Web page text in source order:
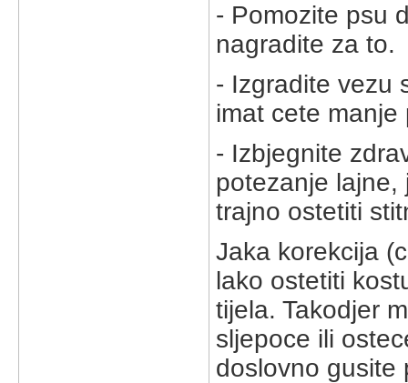
- Pomozite psu
nagradite za to.
- Izgradite vezu
imat cete
- Izbjegnite
potezanje lajne,
trajno ostetiti
Jaka korekcija
lako ostetiti
tijela. Takodjer
sljepoce ili
doslovno gusite